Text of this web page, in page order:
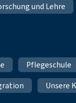
und Lehre
Pflegeschule
Unsere